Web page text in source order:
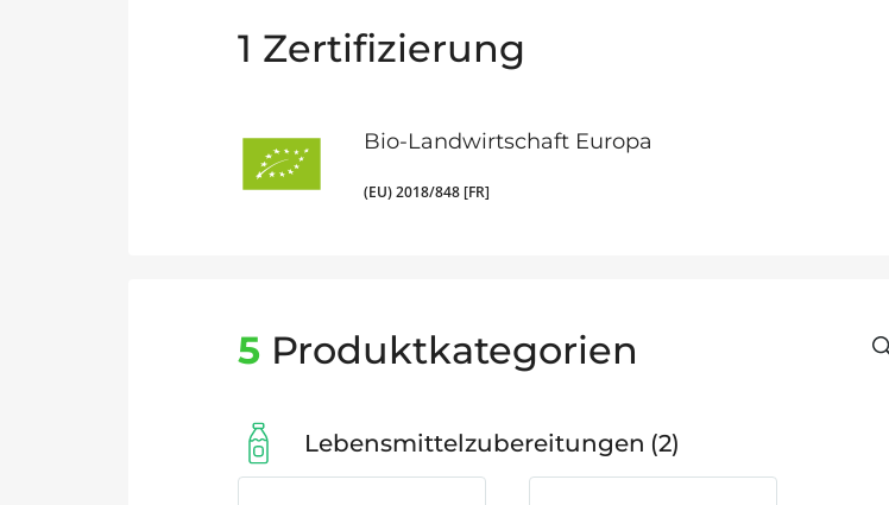
1 Zertifizierung
Bio-Landwirtschaft Europa
(EU) 2018/848 [FR]
5 Produktkategorien
Lebensmittelzubereitungen 2